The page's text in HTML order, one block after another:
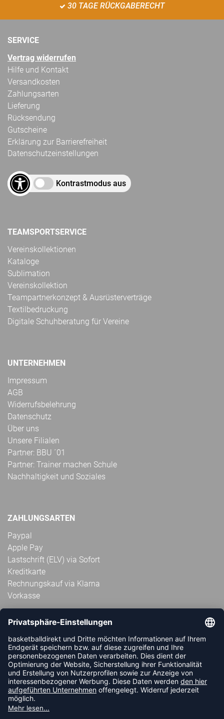
30 TAGE RÜCKGABERECHT
SERVICE
Vertrag widerrufen
Hilfe und Kontakt
Versandkosten
Zahlungsarten
Lieferung
Rücksendung
Gutscheine
Erklärung zur Barrierefreiheit
Datenschutzeinstellungen
Kontrastmodus aus
TEAMSPORTSERVICE
Vereinskollektionen
Kataloge
Sublimation
Vereinskollektion
Teampartnerkonzept & Ausrüsterverträge
Textilbedruckung
Digitale Schuhberatung für Vereine
UNTERNEHMEN
Impressum
AGB
Widerrufsbelehrung
Datenschutz
Über uns
Unsere Filialen
Partner: BBU ´01
Partner: Trainer machen Schule
Nachhaltigkeit und Soziales
ZAHLUNGSARTEN
Paypal
Apple Pay
Lastschrift (ELV) via Sofort
Kreditkarte
Rechnungskauf via Klarna
Vorkasse
ABONNIERE JETZT DEN KOSTENLOSEN
HANDBALLDIREKT-NEWSLETTER UND VERPASSE KEINE
NEUIGKEIT ODER AKTION MEHR.
JETZT ANMELDEN